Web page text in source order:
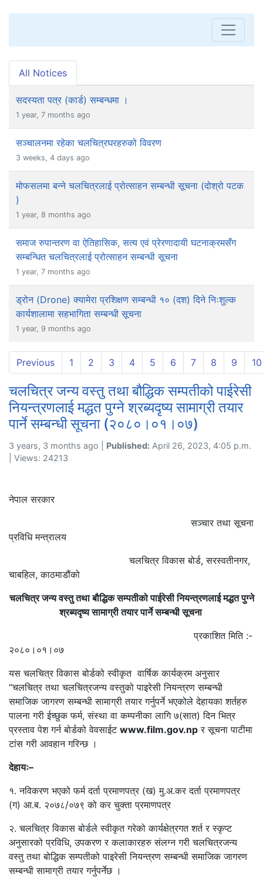
All Notices
सदस्यता पत्र (कार्ड) सम्बन्धमा ।
1 year, 7 months ago
सञ्चालनमा रहेका चलचित्रघरहरुको विवरण
3 weeks, 4 days ago
मोफसलमा बन्ने चलचित्रलाई प्रोत्साहन सम्बन्धी सूचना (दोश्रो पटक
)
1 year, 8 months ago
समाज रुपान्तरण वा ऐतिहासिक, सत्य एवं प्रेरणादायी घटनाक्रमसँग
सम्बन्धित चलचित्रलाई प्रोत्साहन सम्बन्धी सूचना
1 year, 7 months ago
ड्रोन (Drone) क्यामेरा प्रशिक्षण सम्बन्धी १० (दश) दिने निःशुल्क
कार्यशालामा सहभागिता सम्बन्धी सूचना
1 year, 9 months ago
Previous 1 2 3 4 5 6 7 8 9 10
चलचित्र जन्य वस्तु तथा बौद्धिक सम्पतीको पाईरेसी
नियन्त्रणलाई मद्धत पुग्ने श्रब्यदृष्य सामाग्री तयार
पार्ने सम्बन्धी सूचना (२०८०।०१।०७)
3 years, 3 months ago | Published: April 26, 2023, 4:05 p.m.
| Views: 24213
नेपाल सरकार
सञ्चार तथा सूचना
प्रविधि मन्त्रालय
चलचित्र विकास बोर्ड, सरस्वतीनगर,
चाबहिल, काठमाडौंको
चलचित्र जन्य वस्तु तथा बौद्धिक सम्पतीको पाईरेसी नियन्त्रणलाई मद्धत पुग्ने
श्रब्यदृष्य सामाग्री तयार पार्ने सम्बन्धी सूचना
प्रकाशित मिति :-
२०८०।०१।०७
यस चलचित्र विकास बोर्डको स्वीकृत वार्षिक कार्यक्रम अनुसार
“चलचित्र तथा चलचित्रजन्य वस्तुको पाइरेसी नियन्त्रण सम्बन्धी
समाजिक जागरण सम्बन्धी सामाग्री तयार गर्नुपर्ने भएकोले देहायका शर्तहरु
पालना गरी ईच्छुक फर्म, संस्था वा कम्पनीका लागि ७(सात) दिन भित्र
प्रस्ताव पेश गर्न बोर्डको वेवसाईट www.film.gov.np र सूचना पाटीमा
टांस गरी आवहान गरिन्छ ।
देहायः–
१. नविकरण भएको फर्म दर्ता प्रमाणपत्र (ख) मु.अ.कर दर्ता प्रमाणपत्र
(ग) आ.ब. २०७८/०७९ को कर चुक्ता प्रमाणपत्र
२. चलचित्र विकास बोर्डले स्वीकृत गरेको कार्यक्षेत्रगत शर्त र स्कृप्ट
अनुसारको प्रविधि, उपकरण र कलाकारहरु संलग्न गरी चलचित्रजन्य
वस्तु तथा बोद्धिक सम्पतीको पाइरेसी नियन्त्रण सम्बन्धी समाजिक जागरण
सम्बन्धी सामाग्री तयार गर्नुपर्नेछ ।